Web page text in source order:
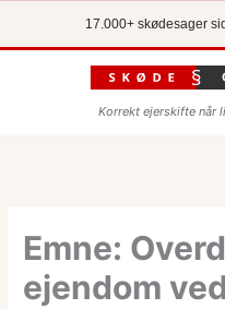
17.000+ skødesager
Korrekt ejerskifte når
Emne:
ejendom